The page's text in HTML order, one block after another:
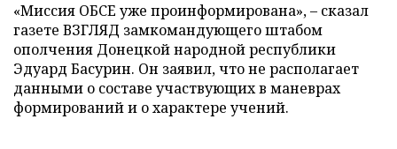
«Миссия ОБСЕ уже проинформирована», – сказал
газете ВЗГЛЯД замкомандующего штабом
ополчения Донецкой народной республики
Эдуард Басурин. Он заявил, что не располагает
данными о составе участвующих в маневрах
формирований и о характере учений.